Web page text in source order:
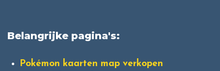
Belangrijke pagina's:
Pokémon kaarten map verkopen